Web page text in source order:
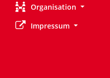
Organisation
Impressum